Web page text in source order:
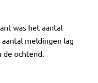
was het aantal
meldingen lag
de ochtend.